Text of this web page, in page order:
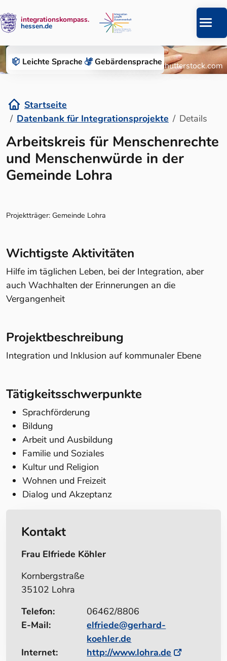
Leichte Sprache Gebärden­sprache
Zum Inhalt springen
integrationskompass.
hessen.de
Datenbank für Integrationsprojekte
© Roman Chazov/Shutterstock.com
Startseite
Datenbank für Integrationsprojekte
Details
Details
Arbeitskreis für Menschenrechte
und Menschenwürde in der
Gemeinde Lohra
Projektträger: Gemeinde Lohra
Wichtigste Aktivitäten
Hilfe im täglichen Leben, bei der Integration, aber
auch Wachhalten der Erinnerungen an die
Vergangenheit
Projektbeschreibung
Integration und Inklusion auf kommunaler Ebene
Tätigkeitsschwerpunkte
Sprachförderung
Bildung
Arbeit und Ausbildung
Familie und Soziales
Kultur und Religion
Wohnen und Freizeit
Dialog und Akzeptanz
Kontakt
Frau Elfriede Köhler
Kornbergstraße
35102 Lohra
Telefon:
06462/8806
E-Mail:
elfriede@gerhard-
koehler.de
Internet:
http://www.lohra.de